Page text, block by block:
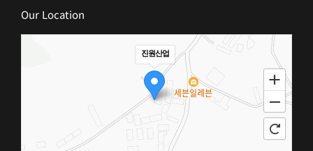
Our Location
진원산업